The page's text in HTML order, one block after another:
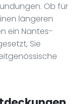
Ob für
längeren
ein Nantes-
Sie